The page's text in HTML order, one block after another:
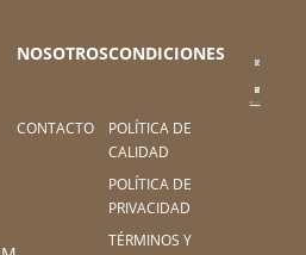
NOSOTROS
CONTACTO
CONDICIONES
POLÍTICA DE
CALIDAD
POLÍTICA DE
PRIVACIDAD
TÉRMINOS Y